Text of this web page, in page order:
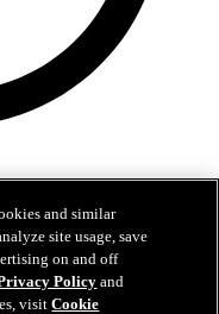
3e
and similar
site usage, save
on and off
Policyand
visitCookie